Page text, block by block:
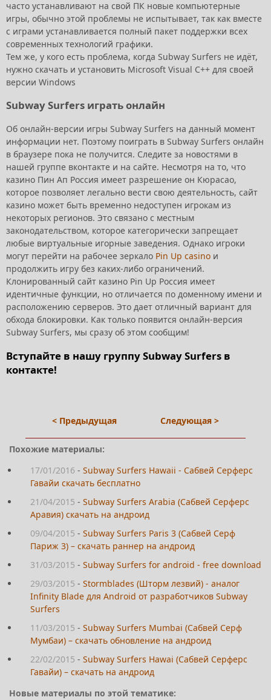
часто устанавливают на свой ПК новые компьютерные
игры, обычно этой проблемы не испытывает, так как вместе
с играми устанавливается полный пакет поддержки всех
современных технологий графики.
Тем же, у кого есть проблема, когда Subway Surfers не идёт,
нужно скачать и установить Microsoft Visual C++ для своей
версии Windows
Subway Surfers играть онлайн
Об онлайн-версии игры Subway Surfers на данный момент
информации нет. Поэтому поиграть в Subway Surfers онлайн
в браузере пока не получится. Следите за новостями в
нашей группе вконтакте и на сайте. Несмотря на то, что
казино Пин Ап Россия имеет разрешение он Кюрасао,
которое позволяет легально вести свою деятельность, сайт
казино может быть временно недоступен игрокам из
некоторых регионов. Это связано с местным
законодательством, которое категорически запрещает
любые виртуальные игорные заведения. Однако игроки
могут перейти на рабочее зеркало Pin Up casino и
продолжить игру без каких-либо ограничений.
Клонированный сайт казино Pin Up Россия имеет
идентичные функции, но отличается по доменному имени и
расположению серверов. Это дает отличный вариант для
обхода блокировки. Как только появится онлайн-версия
Subway Surfers, мы сразу об этом сообщим!
Вступайте в нашу группу Subway Surfers в
контакте!
< Предыдущая Следующая >
Похожие материалы:
17/01/2016 - Subway Surfers Hawaii - Сабвей Серферс
Гавайи скачать бесплатно
21/04/2015 - Subway Surfers Arabia (Сабвей Серферс
Аравия) скачать на андроид
09/04/2015 - Subway Surfers Paris 3 (Сабвей Серф
Париж 3) – скачать раннер на андроид
31/03/2015 - Subway Surfers for android - free download
29/03/2015 - Stormblades (Шторм лезвий) - аналог
Infinity Blade для Android от разработчиков Subway
Surfers
11/03/2015 - Subway Surfers Mumbai (Сабвей Серф
Мумбаи) – скачать обновление на андроид
22/02/2015 - Subway Surfers Hawai (Сабвей Серферс
Гавайи) – скачать на андроид
Новые материалы по этой тематике: